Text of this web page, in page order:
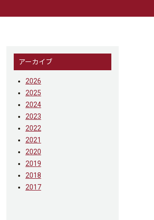
アーカイブ
2026
2025
2024
2023
2022
2021
2020
2019
2018
2017